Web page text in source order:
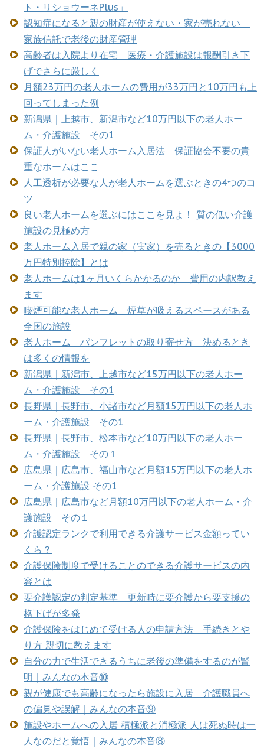
ト・リショウーネPlus」
認知症になると親の財産が使えない・家が売れない
家族信託で老後の財産管理
高齢者は入院より在宅 医療・介護施設は報酬引き下
げでさらに厳しく
月額23万円の老人ホームの費用が33万円と10万円も上
回ってしまった例
新潟県｜上越市、新潟市など10万円以下の老人ホー
ム・介護施設 その1
保証人がいない老人ホーム入居法 保証協会不要の貴
重なホームはここ
人工透析が必要な人が老人ホームを選ぶときの4つのコ
ツ
良い老人ホームを選ぶにはここを見よ！ 質の低い介護
施設の見極め方
老人ホーム入居で親の家（実家）を売るときの【3000
万円特別控除】とは
老人ホームは1ヶ月いくらかかるのか 費用の内訳教え
ます
喫煙可能な老人ホーム 煙草が吸えるスペースがある
全国の施設
老人ホーム パンフレットの取り寄せ方 決めるとき
は多くの情報を
新潟県｜新潟市、上越市など15万円以下の老人ホー
ム・介護施設 その1
長野県｜長野市、小諸市など月額15万円以下の老人ホ
ーム・介護施設 その1
長野県｜長野市、松本市など10万円以下の老人ホー
ム・介護施設 その１
広島県｜広島市、福山市など月額15万円以下の老人ホ
ーム・介護施設 その1
広島県｜広島市など月額10万円以下の老人ホーム・介
護施設 その１
介護認定ランクで利用できる介護サービス金額ってい
くら？
介護保険制度で受けることのできる介護サービスの内
容とは
要介護認定の判定基準 更新時に要介護から要支援の
格下げが多発
介護保険をはじめて受ける人の申請方法 手続きとや
り方 親切に教えます
自分の力で生活できるうちに老後の準備をするのが賢
明｜みんなの本音⑩
親が健康でも高齢になったら施設に入居 介護職員へ
の偏見や誤解｜みんなの本音⑨
施設やホームへの入居 積極派と消極派 人は死ぬ時は一
人なのだと覚悟｜みんなの本音⑧